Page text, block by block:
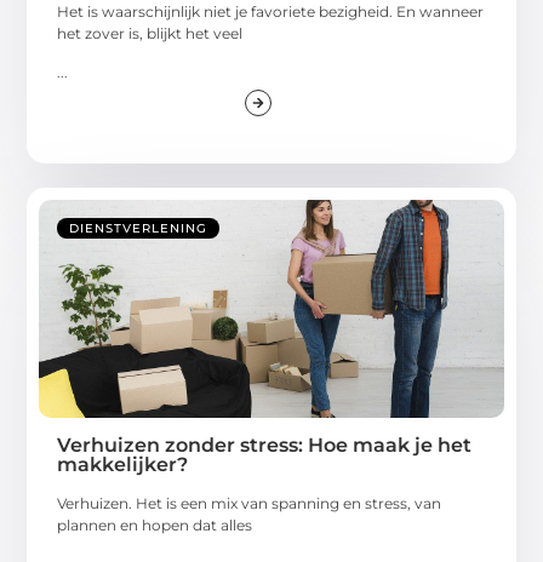
Het is waarschijnlijk niet je favoriete bezigheid. En wanneer
het zover is, blijkt het veel
...
DIENSTVERLENING
Verhuizen zonder stress: Hoe maak je het
makkelijker?
Verhuizen. Het is een mix van spanning en stress, van
plannen en hopen dat alles